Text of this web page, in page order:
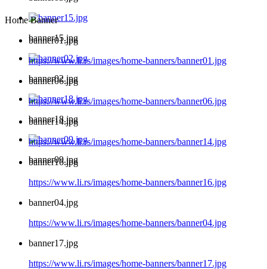
banner15.jpg
banner02.jpg
banner18.jpg
banner09.jpg
Home Banner
banner01.jpg
https://www.li.rs/images/home-banners/banner01.jpg
banner06.jpg
https://www.li.rs/images/home-banners/banner06.jpg
banner14.jpg
https://www.li.rs/images/home-banners/banner14.jpg
banner16.jpg
https://www.li.rs/images/home-banners/banner16.jpg
banner04.jpg
https://www.li.rs/images/home-banners/banner04.jpg
banner17.jpg
https://www.li.rs/images/home-banners/banner17.jpg